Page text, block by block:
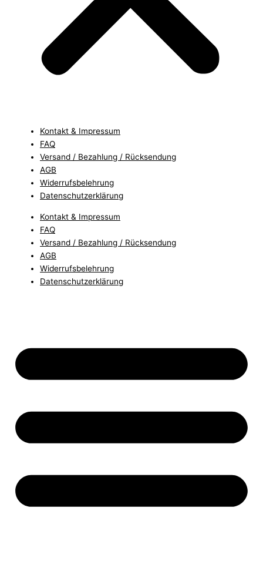
Kontakt & Impressum
FAQ
Versand / Bezahlung / Rücksendung
AGB
Widerrufsbelehrung
Datenschutzerklärung
Kontakt & Impressum
FAQ
Versand / Bezahlung / Rücksendung
AGB
Widerrufsbelehrung
Datenschutzerklärung